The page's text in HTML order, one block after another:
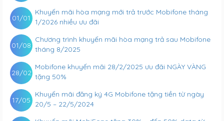
Khuyến mãi hòa mạng mới trả trước Mobifone tháng
1/2026 nhiều ưu đãi
01/01
Chương trình khuyến mãi hòa mạng trả sau Mobifone
tháng 8/2025
01/08
Mobifone khuyến mãi 28/2/2025 ưu đãi NGÀY VÀNG
tặng 50%
28/02
Khuyến mãi đăng ký 4G Mobifone tặng tiền từ ngày
20/5 – 22/5/2024
17/05